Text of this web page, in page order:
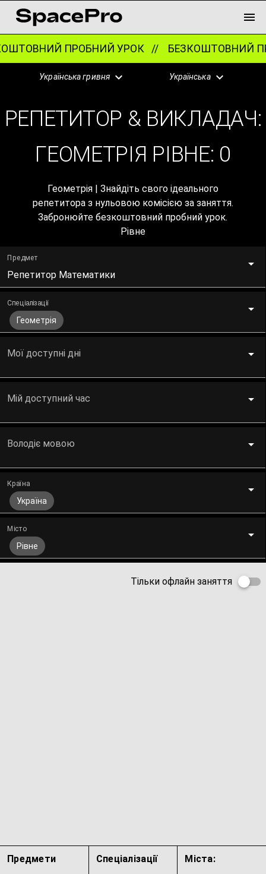
ПРОБНИЙ УРОК // БЕЗКОШТОВНИЙ
Українська гривня Українська
РЕПЕТИТОР & ВИКЛАДАЧ:
ГЕОМЕТРІЯ РІВНЕ: 0
Геометрія | Знайдіть свого ідеального
репетитора з нульовою комісією за заняття.
Забронюйте безкоштовний пробний урок.
Рівне
Предмет
Репетитор Математики
Спеціалізації
Геометрія
Мої доступні дні
Мій доступний час
Володіє мовою
Країна
Україна
Місто
Рівне
Тільки офлайн заняття
Предмети Спеціалізації Міста: